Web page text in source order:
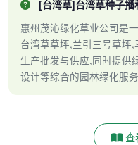
[台湾草]台湾草种子播
惠州茂沁绿化草业公司是
台湾草草坪,兰引三号草坪
生产批发与供应,同时提供
设计等综合的园林绿化服务
查